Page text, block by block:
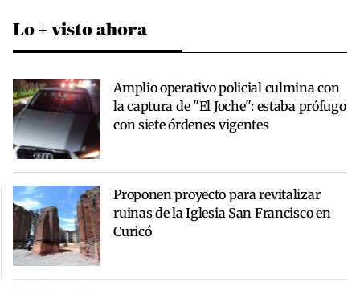
Lo + visto ahora
Amplio operativo policial culmina con
la captura de "El Joche": estaba prófugo
con siete órdenes vigentes
Proponen proyecto para revitalizar
ruinas de la Iglesia San Francisco en
Curicó